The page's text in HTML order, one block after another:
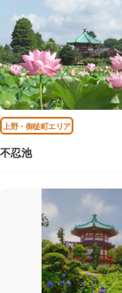
上野・御徒町エリア
不忍池